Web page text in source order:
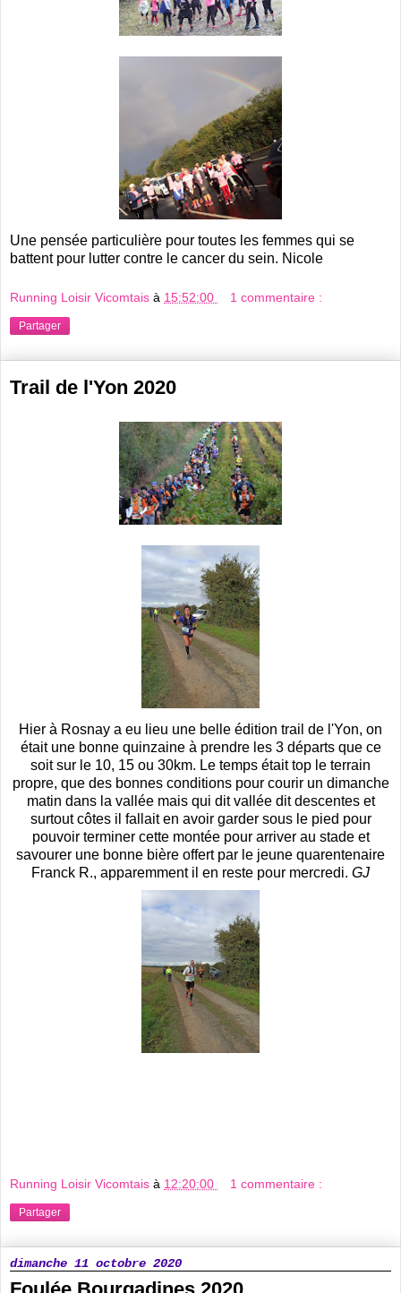
Une pensée particulière pour toutes les femmes qui se
battent pour lutter contre le cancer du sein. Nicole
Running Loisir Vicomtais à 15:52:00 1 commentaire :
Partager
Trail de l'Yon 2020
Hier à Rosnay a eu lieu une belle édition trail de l'Yon, on
était une bonne quinzaine à prendre les 3 départs que ce
soit sur le 10, 15 ou 30km. Le temps était top le terrain
propre, que des bonnes conditions pour courir un dimanche
matin dans la vallée mais qui dit vallée dit descentes et
surtout côtes il fallait en avoir garder sous le pied pour
pouvoir terminer cette montée pour arriver au stade et
savourer une bonne bière offert par le jeune quarentenaire
Franck R., apparemment il en reste pour mercredi. GJ
Running Loisir Vicomtais à 12:20:00 1 commentaire :
Partager
dimanche 11 octobre 2020